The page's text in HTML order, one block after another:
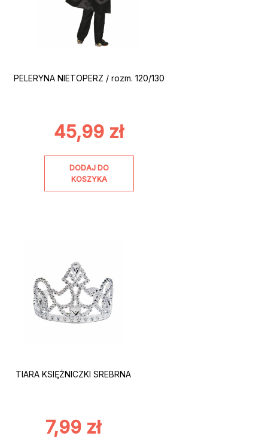
PELERYNA NIETOPERZ / rozm. 120/130
45,99 zł
DODAJ DO
KOSZYKA
TIARA KSIĘŻNICZKI SREBRNA
7,99 zł